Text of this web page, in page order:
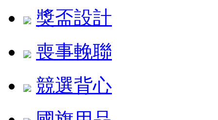
獎盃設計
喪事輓聯
競選背心